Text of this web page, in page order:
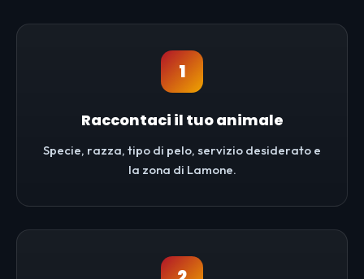
1
Raccontaci il tuo animale
Specie, razza, tipo di pelo, servizio desiderato e
la zona di Lamone.